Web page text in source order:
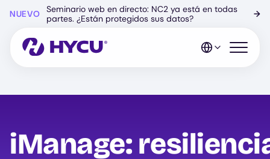
principal
NUEVO
Seminario web en directo: NC2 ya está en todas
partes. ¿Están protegidos sus datos?
→
Abrir el
iManage: